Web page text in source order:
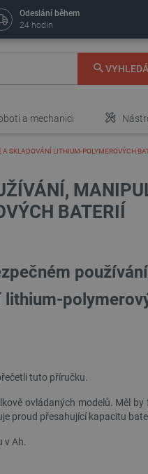
Odeslání během
24 hodin
a mechanici
SKLADOVÁNÍ LITHIUM-POLYMEROVÝCH
BATERIÍ
lithium-
tuto příručku.
ovládaných modelů. Měl
proud přesahující kapacitu
v Ah.